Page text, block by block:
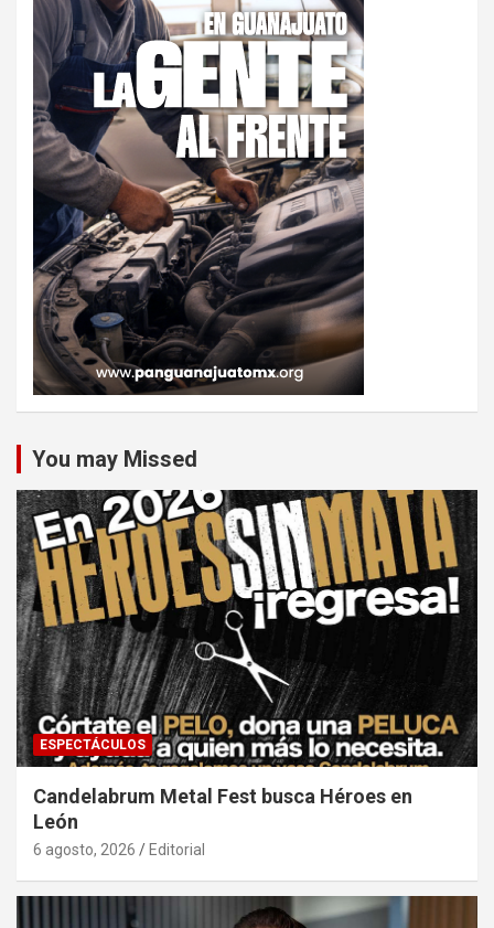
You may Missed
ESPECTÁCULOS
Candelabrum Metal Fest busca Héroes en
León
6 agosto, 2026 Editorial